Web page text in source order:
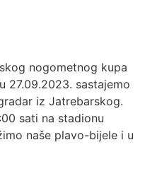
nogometnog kupa
27.09.2023. sastajemo
iz Jatrebarskog.
sati na stadionu
naše plavo-bijele i u